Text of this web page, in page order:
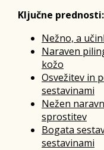
Ključne prednosti:
Nežno, a
Naraven
kožo
Osvežitev in
sestavinami
Nežen
sprostitev
Bogata
sestavinami